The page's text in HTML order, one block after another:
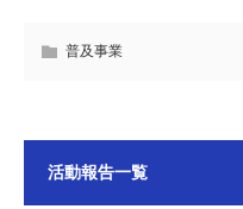
普及事業
活動報告一覧